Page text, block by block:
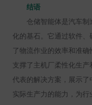
结语
仓储智能体是汽车
化的基石。它通过软件
了物流作业的效率和准
支撑了主机厂柔性化生
代表的解决方案，展示
实际生产力的能力，为行